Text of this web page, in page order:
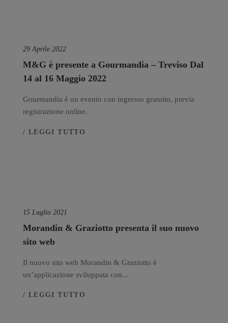
29 Aprile 2022
M&G è presente a Gourmandia – Treviso Dal
14 al 16 Maggio 2022
Gourmandia è un evento con ingresso gratuito, previa
registrazione online.
/ LEGGI TUTTO
15 Luglio 2021
Morandin & Graziotto presenta il suo nuovo
sito web
Il nuovo sito web Morandin & Graziotto è
un’applicazione sviluppata con...
/ LEGGI TUTTO